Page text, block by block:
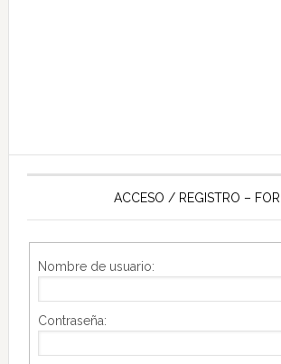
ACCESO / REGISTRO –
Nombre de usuario:
Contraseña: